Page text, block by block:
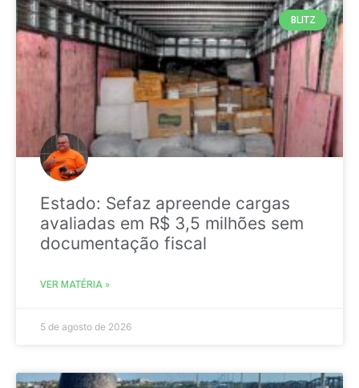
BLITZ
Estado: Sefaz apreende cargas
avaliadas em R$ 3,5 milhões sem
documentação fiscal
VER MATÉRIA »
5 de agosto de 2026